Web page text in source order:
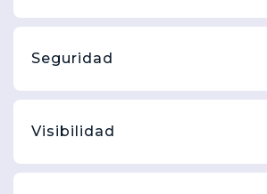
Seguridad
Visibilidad